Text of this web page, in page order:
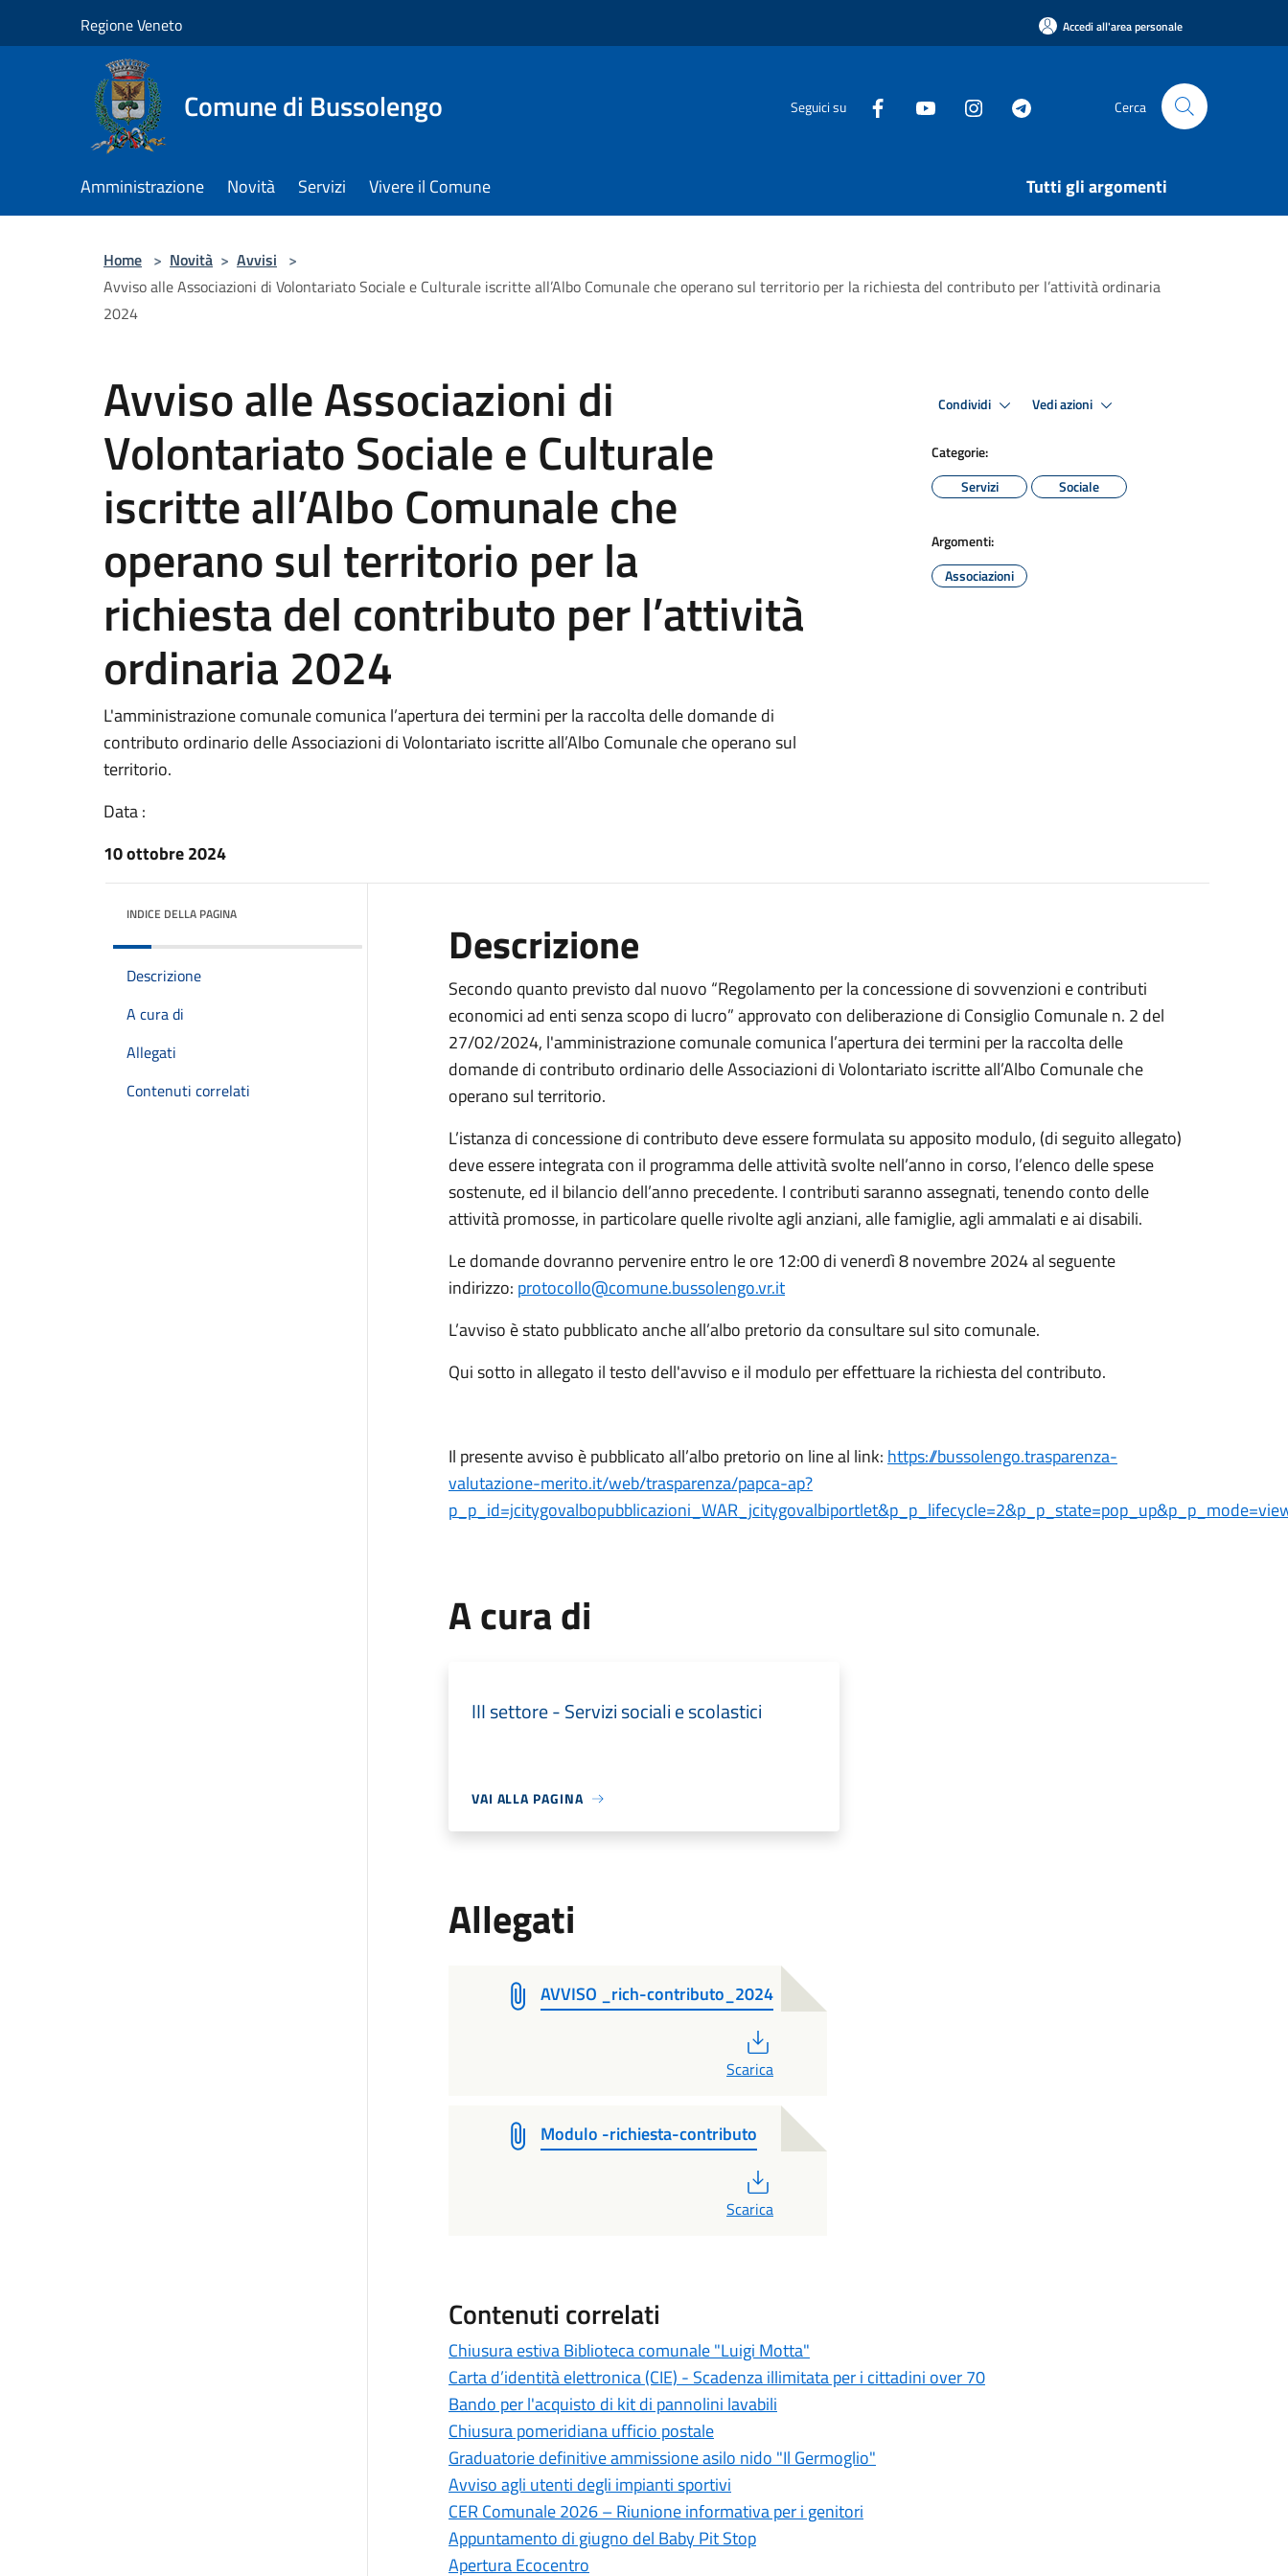
Regione Veneto Accedi all'area personale
Comune di Bussolengo Seguici su Cerca
Amministrazione Novità Servizi Vivere il Comune Tutti gli argomenti
Home > Novità > Avvisi >
Avviso alle Associazioni di Volontariato Sociale e Culturale iscritte all’Albo Comunale che operano sul territorio per la richiesta del contributo per l’attività ordinaria
2024
Avviso alle Associazioni di
Volontariato Sociale e Culturale
iscritte all’Albo Comunale che
operano sul territorio per la
richiesta del contributo per l’attività
ordinaria 2024
L'amministrazione comunale comunica l’apertura dei termini per la raccolta delle domande di
contributo ordinario delle Associazioni di Volontariato iscritte all’Albo Comunale che operano sul
territorio.
Data :
10 ottobre 2024
Condividi Vedi azioni
Categorie:
Servizi
Sociale
Argomenti:
Associazioni
INDICE DELLA PAGINA
Descrizione
A cura di
Allegati
Contenuti correlati
Descrizione
Secondo quanto previsto dal nuovo “Regolamento per la concessione di sovvenzioni e contributi
economici ad enti senza scopo di lucro” approvato con deliberazione di Consiglio Comunale n. 2 del
27/02/2024, l'amministrazione comunale comunica l’apertura dei termini per la raccolta delle
domande di contributo ordinario delle Associazioni di Volontariato iscritte all’Albo Comunale che
operano sul territorio.
L’istanza di concessione di contributo deve essere formulata su apposito modulo, (di seguito allegato)
deve essere integrata con il programma delle attività svolte nell’anno in corso, l’elenco delle spese
sostenute, ed il bilancio dell’anno precedente. I contributi saranno assegnati, tenendo conto delle
attività promosse, in particolare quelle rivolte agli anziani, alle famiglie, agli ammalati e ai disabili.
Le domande dovranno pervenire entro le ore 12:00 di venerdì 8 novembre 2024 al seguente
indirizzo: protocollo@comune.bussolengo.vr.it
L’avviso è stato pubblicato anche all’albo pretorio da consultare sul sito comunale.
Qui sotto in allegato il testo dell'avviso e il modulo per effettuare la richiesta del contributo.
Il presente avviso è pubblicato all’albo pretorio on line al link: https://bussolengo.trasparenza-
valutazione-merito.it/web/trasparenza/papca-ap?
A cura di
III settore - Servizi sociali e scolastici
VAI ALLA PAGINA
Allegati
AVVISO _rich-contributo_2024
Scarica
Modulo -richiesta-contributo
Scarica
Contenuti correlati
Chiusura estiva Biblioteca comunale "Luigi Motta"
Carta d’identità elettronica (CIE) - Scadenza illimitata per i cittadini over 70
Bando per l'acquisto di kit di pannolini lavabili
Chiusura pomeridiana ufficio postale
Graduatorie definitive ammissione asilo nido "Il Germoglio"
Avviso agli utenti degli impianti sportivi
CER Comunale 2026 – Riunione informativa per i genitori
Appuntamento di giugno del Baby Pit Stop
Apertura Ecocentro